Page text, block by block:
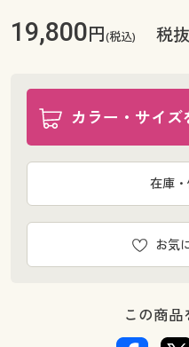
ご利用ガイド
19,800円(税込) 税
カラー・サイズ
お気
在庫
この商品